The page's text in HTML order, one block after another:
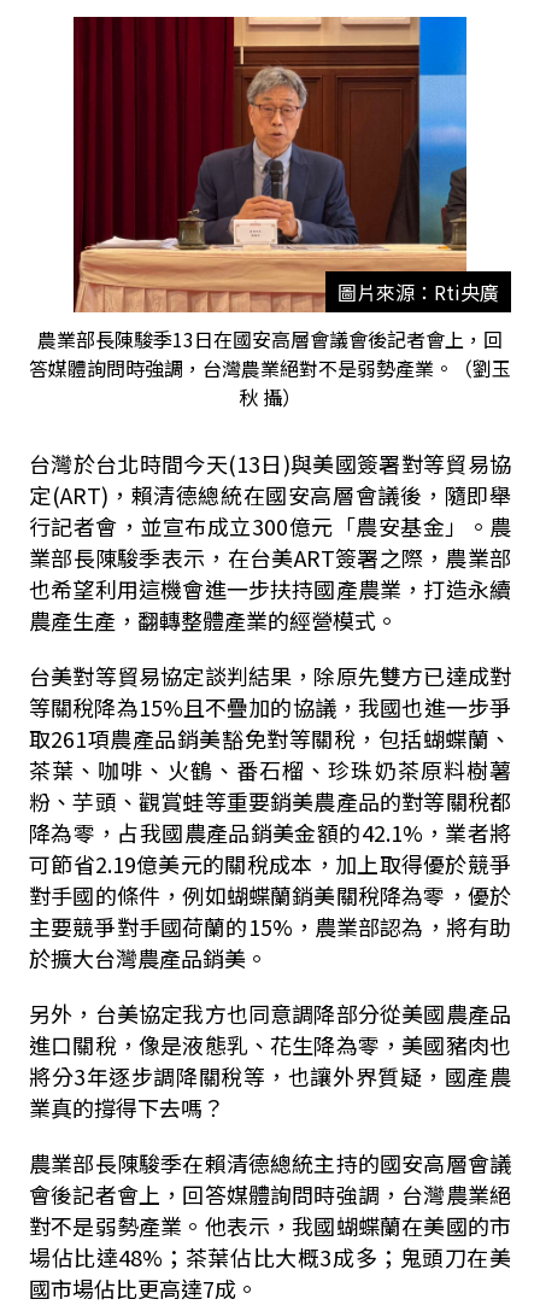
圖片來源：Rti央廣
農業部長陳駿季13日在國安高層會議會後記者會上，回
答媒體詢問時強調，台灣農業絕對不是弱勢產業。（劉玉
秋 攝）
台灣於台北時間今天(13日)與美國簽署對等貿易協
定(ART) ，賴清德總統在國安高層會議後，隨即舉
行記者會，並宣布成立300億元「農安基金」。農
業部長陳駿季表示，在台美ART簽署之際，農業部
也希望利用這機會進一步扶持國產農業，打造永續
農產生產，翻轉整體產業的經營模式。
台美對等貿易協定談判結果，除原先雙方已達成對
等關稅降為15%且不疊加的協議，我國也進一步爭
取261項農產品銷美豁免對等關稅，包括蝴蝶蘭、
茶葉、咖啡、火鶴、番石榴、珍珠奶茶原料樹薯
粉、芋頭、觀賞蛙等重要銷美農產品的對等關稅都
降為零，占我國農產品銷美金額的42.1% ，業者將
可節省2.19億美元的關稅成本，加上取得優於競爭
對手國的條件，例如蝴蝶蘭銷美關稅降為零，優於
主要競爭對手國荷蘭的15% ，農業部認為，將有助
於擴大台灣農產品銷美。
另外，台美協定我方也同意調降部分從美國農產品
進口關稅，像是液態乳、花生降為零，美國豬肉也
將分3年逐步調降關稅等，也讓外界質疑，國產農
業真的撐得下去嗎？
農業部長陳駿季在賴清德總統主持的國安高層會議
會後記者會上，回答媒體詢問時強調，台灣農業絕
對不是弱勢產業。他表示，我國蝴蝶蘭在美國的市
場佔比達48% ；茶葉佔比大概3成多；鬼頭刀在美
國市場佔比更高達7成。